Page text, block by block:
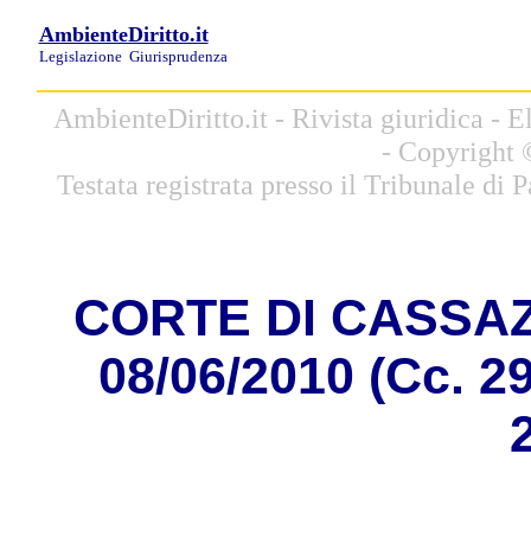
AmbienteDiritto.it
Legislazione Giurisprudenza
AmbienteDiritto.it - Rivista giuridica -
- Copyright
Testata registrata presso il Tribunale di
CORTE DI
08/06/2010 (Cc.